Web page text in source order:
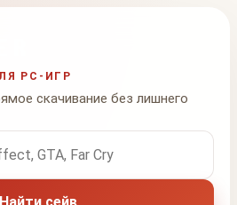
PC-ИГР
скачивание без лишнего